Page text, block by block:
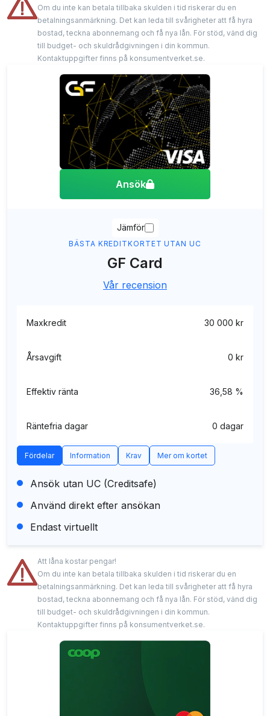
Om du inte kan betala tillbaka skulden i tid riskerar du en
betalningsanmärkning. Det kan leda till svårigheter att få hyra
bostad, teckna abonnemang och få nya lån. För stöd, vänd dig
till budget- och skuldrådgivningen i din kommun.
Kontaktuppgifter finns på konsumentverket.se.
Ansök
BÄSTA KREDITKORTET UTAN UC
Jämför
GF Card
Vår recension
Maxkredit 30 000 kr
Årsavgift 0 kr
Effektiv ränta 36,58 %
Räntefria dagar 0 dagar
Fördelar Information Krav Mer om kortet
Ansök utan UC (Creditsafe)
Använd direkt efter ansökan
Endast virtuellt
Att låna kostar pengar!
Om du inte kan betala tillbaka skulden i tid riskerar du en
betalningsanmärkning. Det kan leda till svårigheter att få hyra
bostad, teckna abonnemang och få nya lån. För stöd, vänd dig
till budget- och skuldrådgivningen i din kommun.
Kontaktuppgifter finns på konsumentverket.se.